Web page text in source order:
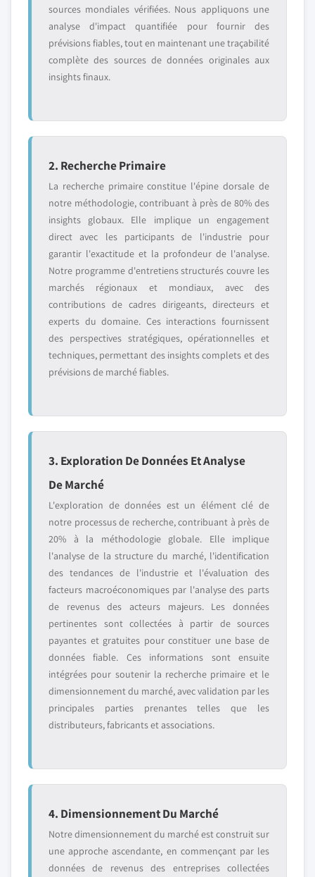
sources mondiales vérifiées. Nous appliquons une
analyse d'impact quantifiée pour fournir des
prévisions fiables, tout en maintenant une traçabilité
complète des sources de données originales aux
insights finaux.
2. Recherche Primaire
La recherche primaire constitue l'épine dorsale de
notre méthodologie, contribuant à près de 80% des
insights globaux. Elle implique un engagement
direct avec les participants de l'industrie pour
garantir l'exactitude et la profondeur de l'analyse.
Notre programme d'entretiens structurés couvre les
marchés régionaux et mondiaux, avec des
contributions de cadres dirigeants, directeurs et
experts du domaine. Ces interactions fournissent
des perspectives stratégiques, opérationnelles et
techniques, permettant des insights complets et des
prévisions de marché fiables.
3. Exploration De Données Et Analyse
De Marché
L'exploration de données est un élément clé de
notre processus de recherche, contribuant à près de
20% à la méthodologie globale. Elle implique
l'analyse de la structure du marché, l'identification
des tendances de l'industrie et l'évaluation des
facteurs macroéconomiques par l'analyse des parts
de revenus des acteurs majeurs. Les données
pertinentes sont collectées à partir de sources
payantes et gratuites pour constituer une base de
données fiable. Ces informations sont ensuite
intégrées pour soutenir la recherche primaire et le
dimensionnement du marché, avec validation par les
principales parties prenantes telles que les
distributeurs, fabricants et associations.
4. Dimensionnement Du Marché
Notre dimensionnement du marché est construit sur
une approche ascendante, en commençant par les
données de revenus des entreprises collectées